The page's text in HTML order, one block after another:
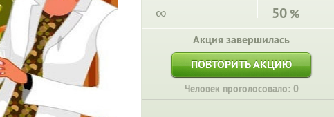
∞ 50 %
Акция завершилась
ПОВТОРИТЬ АКЦИЮ
Человек проголосовало: 0